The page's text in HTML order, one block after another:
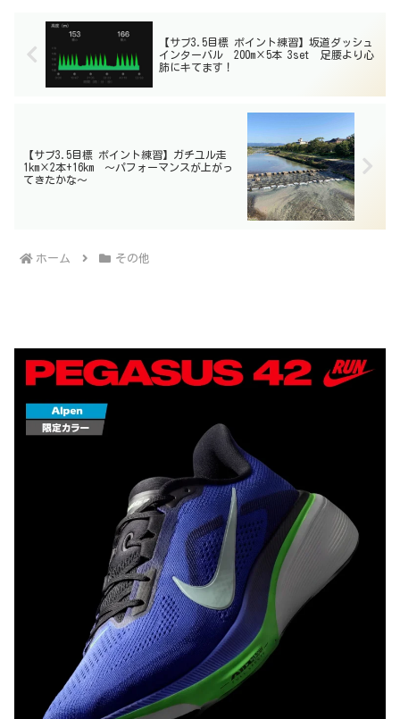
【サブ3.5目標 ポイント練習】坂道ダッシュ
インターバル 200m×5本 3set 足腰より心
肺にキてます！
【サブ3.5目標 ポイント練習】ガチユル走
1km×2本+16km 〜パフォーマンスが上がっ
てきたかな〜
ホーム その他